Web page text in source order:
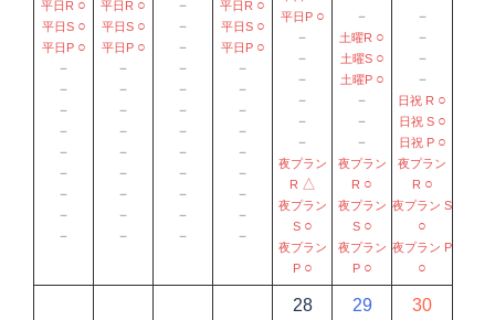
平日R ○
平日S ○
平日P ○
－
－
－
－
－
－
－
－
－
平日R ○
平日S ○
平日P ○
－
－
－
－
－
－
－
－
－
－
－
－
－
－
－
－
－
－
－
－
－
平日R ○
平日S ○
平日P ○
－
－
－
－
－
－
－
－
－
平日P ○
－
－
－
－
－
－
夜プラン
R △
夜プラン
S ○
夜プラン
P ○
－
土曜R ○
土曜S ○
土曜P ○
－
－
－
夜プラン
R ○
夜プラン
S ○
夜プラン
P ○
－
－
－
－
日祝 R ○
日祝 S ○
日祝 P ○
夜プラン
R ○
夜プラン S
○
夜プラン P
○
28 29 30